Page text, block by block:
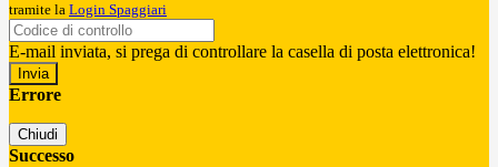
tramite la Login Spaggiari
E-mail inviata, si prega di controllare la casella di posta elettronica!
Errore
Chiudi
Successo